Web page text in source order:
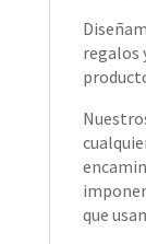
regalos
que